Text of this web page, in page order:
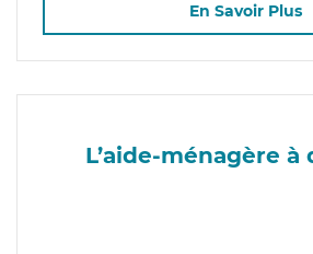
En Savoir Plus
L’aide-ménagère à